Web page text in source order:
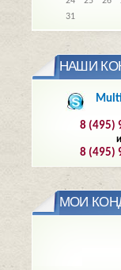
31
НАШИ
8 (495)
8 (495)
МОИ